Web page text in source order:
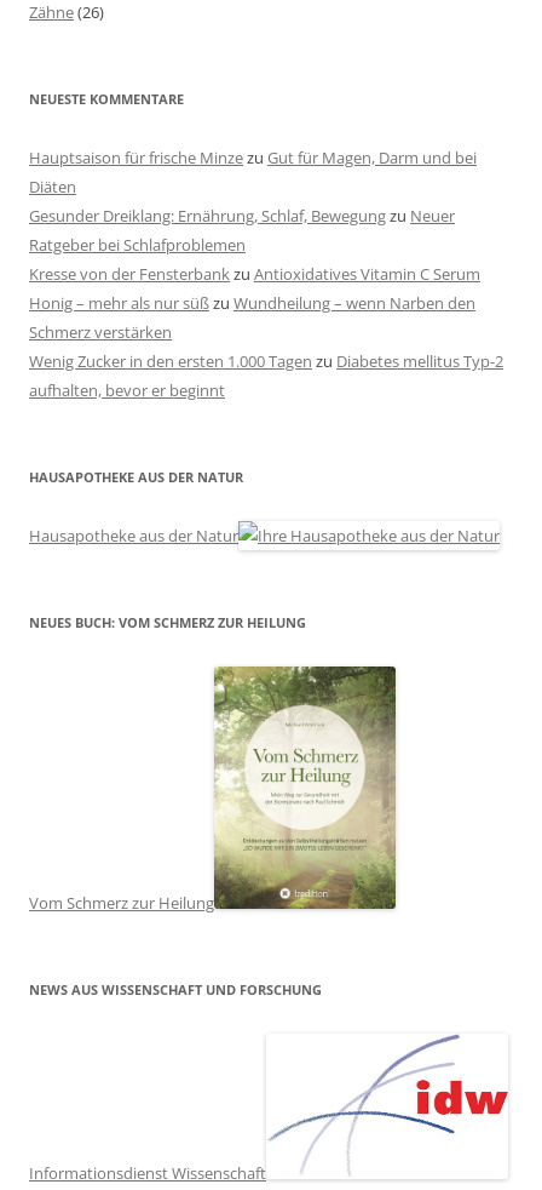
Zähne(26)
NEUESTE KOMMENTARE
Hauptsaison für frische Minzezu Gut für Magen, Darm und bei
Diäten
Gesunder Dreiklang: Ernährung, Schlaf, Bewegungzu Neuer
Ratgeber bei Schlafproblemen
Kresse von der Fensterbankzu Antioxidatives Vitamin C Serum
Honig – mehr als nur süßzu Wundheilung – wenn Narben den
Schmerz verstärken
Wenig Zucker in den ersten 1.000 Tagen zu Diabetes mellitus Typ-2
aufhalten, bevor er beginnt
HAUSAPOTHEKE AUS DER NATUR
Hausapotheke aus der Natur
NEUES BUCH: VOM SCHMERZ ZUR HEILUNG
Vom Schmerz zur Heilung
NEWS AUS WISSENSCHAFT UND FORSCHUNG
Informationsdienst Wissenschaft